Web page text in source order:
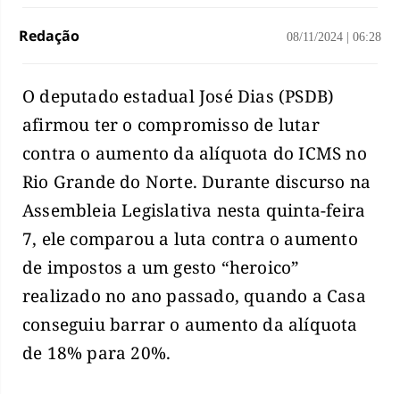
Redação 08/11/2024 06:28
O deputado estadual José Dias (PSDB)
afirmou ter o compromisso de lutar
contra o aumento da alíquota do ICMS no
Rio Grande do Norte. Durante discurso na
Assembleia Legislativa nesta quinta-feira
7, ele comparou a luta contra o aumento
de impostos a um gesto “heroico”
realizado no ano passado, quando a Casa
conseguiu barrar o aumento da alíquota
de 18% para 20%.